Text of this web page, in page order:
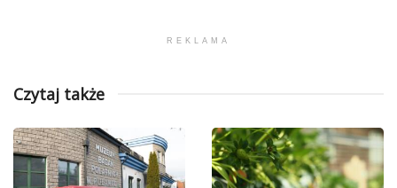
REKLAMA
Czytaj także